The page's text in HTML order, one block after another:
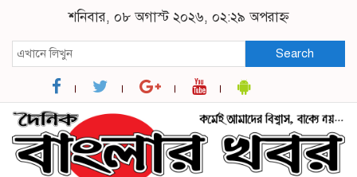
শনিবার, ০৮ অগাস্ট ২০২৬, ০২:২৯ অপরাহ্ন
Search